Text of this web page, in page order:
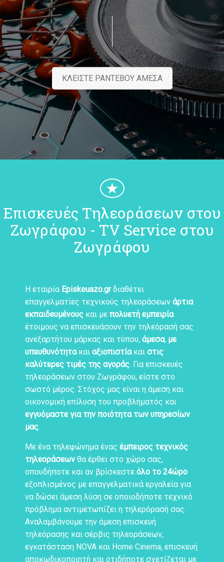
ΚΛΕΙΣΤΕ ΡΑΝΤΕΒΟΥ ΑΜΕΣΑ
★
Επισκευές Τηλεοράσεων στου
Ζωγράφου - TV Service στου
Ζωγράφου
Η εταιρία Episkeuazo.grδιαθέτει
επαγγελματίες τεχνικούς τηλεοράσεων άρτια
εκπαιδευμένους και με πολυετή εμπειρία
έτοιμους να επισκευάσουν την τηλεόρασή σας
ανεξαρτήτου μάρκας και τύπου, άμεσα, με
υπευθυνότητακαι αξιοπιστίακαι στις
καλύτερες τιμές της αγοράς. Για επισκευές
τηλεοράσεων στου Ζωγράφου, είστε στο
σωστό μέρος. Στόχος μας είναι η άμεση και
οικονομική επίλυση του προβλήματός και
εγγυόμαστε για την ποιότητα των υπηρεσίων
μας.
Με ένα τηλεφώνημα ένας έμπειρος τεχνικός
τηλεοράσεων θα έρθει στο χώρο σας,
οπουδήποτε και αν βρίσκεστε όλο το 24ώρο
εξοπλισμένος με επαγγελματικά εργαλεία για
να δώσει άμεση λύση σε οποιοδήποτε τεχνικό
πρόβλημα αντιμετωπίζει η τηλερόρασή σας.
Αναλαμβάνουμε την άμεση επισκευή
τηλεόρασης και σέρβις τηλεοράσεων,
εγκατάσταση NOVA και Home Cinema, επισκευή
αποκωδικοποιητή και οτιδήποτε σχετίζεται με